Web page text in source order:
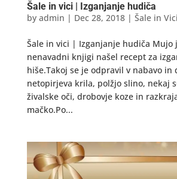
Šale in vici | Izganjanje hudiča
by admin | Dec 28, 2018| Šale in Vici
Šale in vici | Izganjanje hudiča Mujo
nenavadni knjigi našel recept za
hiše.Takoj se je odpravil v nabavo in
netopirjeva krila, polžjo slino, nekaj
živalske oči, drobovje koze in
mačko.Po...